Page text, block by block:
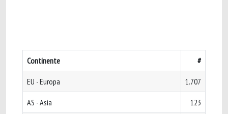
Continente #
EU - Europa 1.707
AS - Asia 123